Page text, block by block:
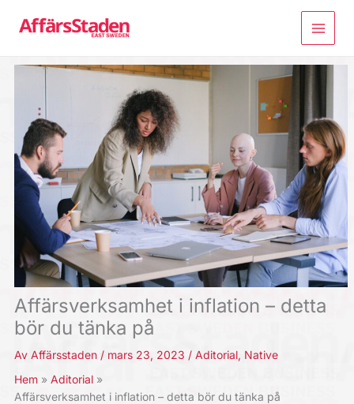
Affärsverksamhet i inflation – detta
bör du tänka på
Av Affärsstaden / mars 23, 2023 / Aditorial, Native
Hem
Aditorial
Affärsverksamhet i inflation – detta bör du tänka på